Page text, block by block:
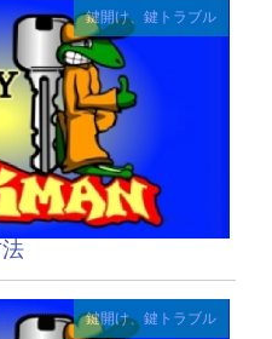
鍵開け、鍵トラブル
鍵開け、鍵トラブル